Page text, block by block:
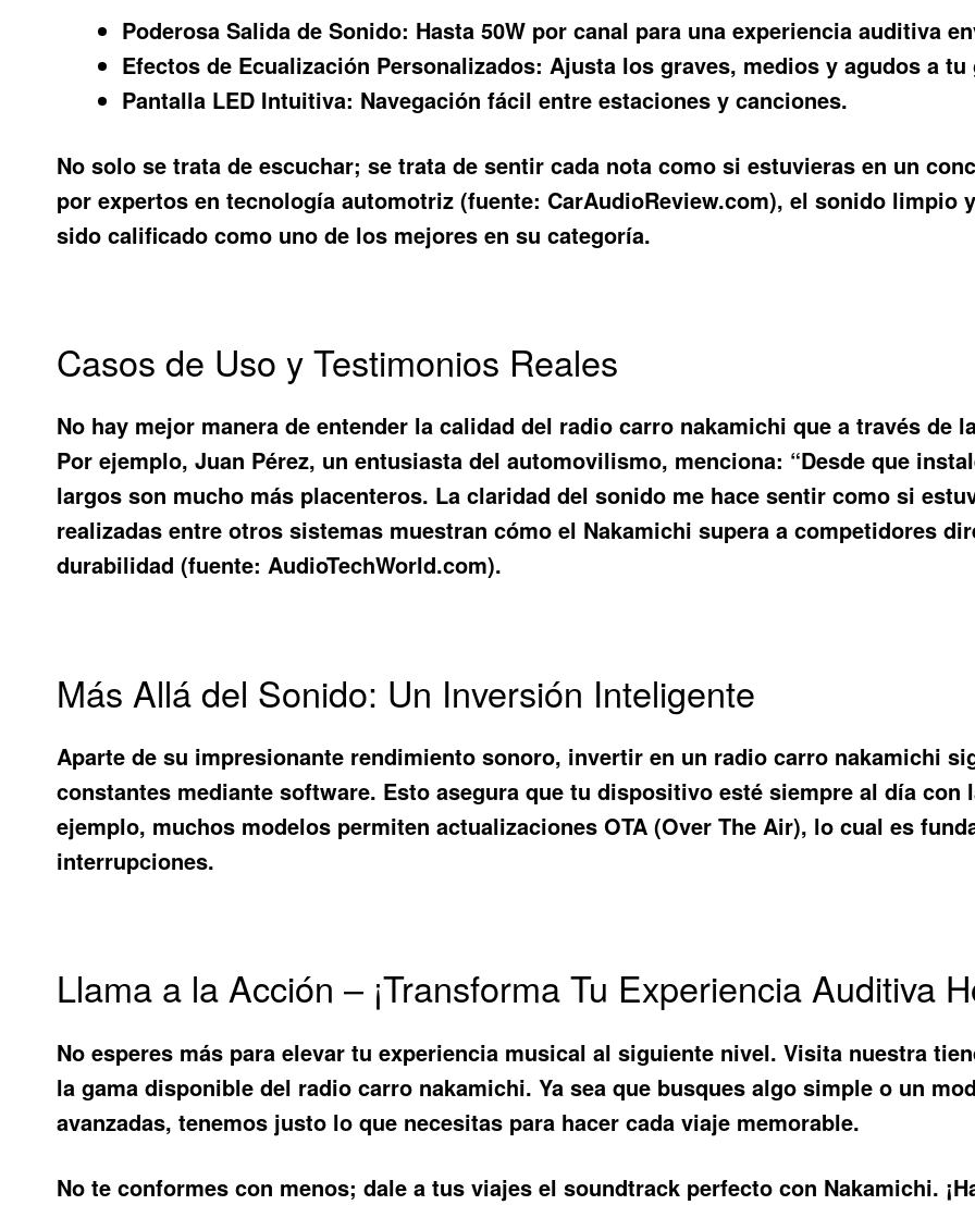
Poderosa Salida de Sonido: Hasta 50W por canal para una experiencia auditiva
Efectos de Ecualización Personalizados: Ajusta los graves, medios y agudos a tu
Pantalla LED Intuitiva: Navegación fácil entre estaciones y canciones.
No solo se trata de escuchar; se trata de sentir cada nota como si estuvieras en un
por expertos en tecnología automotriz (fuente: CarAudioReview.com), el sonido limpio
sido calificado como uno de los mejores en su categoría.
Casos de Uso y Testimonios Reales
No hay mejor manera de entender la calidad del radio carro nakamichi que a través de
Por ejemplo, Juan Pérez, un entusiasta del automovilismo, menciona: “Desde que
largos son mucho más placenteros. La claridad del sonido me hace sentir como si
realizadas entre otros sistemas muestran cómo el Nakamichi supera a competidores
durabilidad (fuente: AudioTechWorld.com).
Más Allá del Sonido: Un Inversión Inteligente
Aparte de su impresionante rendimiento sonoro, invertir en un radio carro nakamichi
constantes mediante software. Esto asegura que tu dispositivo esté siempre al día
ejemplo, muchos modelos permiten actualizaciones OTA (Over The Air), lo cual es
interrupciones.
Llama a la Acción – ¡Transforma Tu Experiencia Auditiva
No esperes más para elevar tu experiencia musical al siguiente nivel. Visita nuestra
la gama disponible del radio carro nakamichi. Ya sea que busques algo simple o un
avanzadas, tenemos justo lo que necesitas para hacer cada viaje memorable.
No te conformes con menos; dale a tus viajes el soundtrack perfecto con Nakamichi.